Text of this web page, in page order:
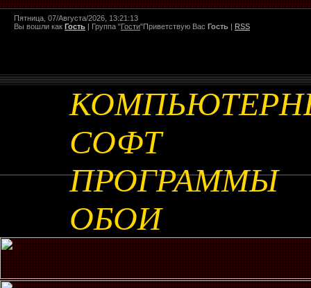
Пятница, 07/Августа/2026, 13:21:13
Вы вошли как Гость | Группа "Гости"Приветствую Вас Гость | RSS
СОФТ
ПРОГРАММЫ
ОБОИ